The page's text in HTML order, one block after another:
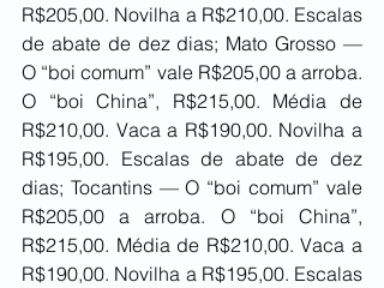
R$205,00. Novilha a R$210,00. Escalas
de abate de dez dias; Mato Grosso —
O “boi comum” vale R$205,00 a arroba.
O “boi China”, R$215,00. Média de
R$210,00. Vaca a R$190,00. Novilha a
R$195,00. Escalas de abate de dez
dias; Tocantins — O “boi comum” vale
R$205,00 a arroba. O “boi China”,
R$215,00. Média de R$210,00. Vaca a
R$190,00. Novilha a R$195,00. Escalas